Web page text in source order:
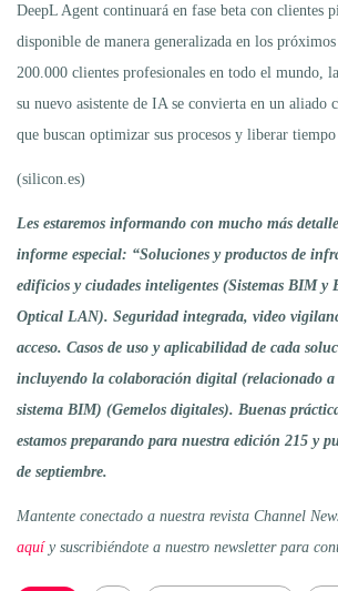
DeepL Agent continuará en fase beta con clientes
disponible de manera generalizada en los próximos
200.000 clientes profesionales en todo el mundo,
su nuevo asistente de IA se convierta en un aliado
que buscan optimizar sus procesos y liberar tiempo
(silicon.es)
Les estaremos informando con mucho más
informe especial: “Soluciones y productos de
edificios y ciudades inteligentes (Sistemas BIM y
Optical LAN). Seguridad integrada, video
acceso. Casos de uso y aplicabilidad de cada
incluyendo la colaboración digital (relacionado
sistema BIM) (Gemelos digitales). Buenas
estamos preparando para nuestra edición 215 y
de septiembre.
Mantente conectado a nuestra revista Channel
aquíy suscribiéndote a nuestro newsletter para